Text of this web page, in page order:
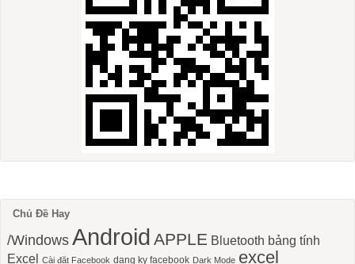
Chủ Đề Hay
/Windows Android APPLE Bluetooth bảng tính
Excel Cài đặt Facebook dang ky facebook Dark Mode excel